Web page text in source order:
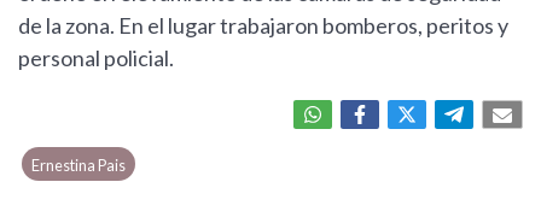
de la zona. En el lugar trabajaron bomberos, peritos y
personal policial.
Ernestina Pais